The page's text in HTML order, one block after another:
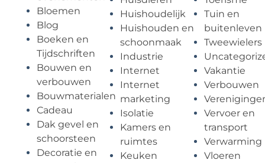
Bloemen
Blog
Boeken en
Tijdschriften
Bouwen en
verbouwen
Bouwmaterialen
Cadeau
Dak gevel en
schoorsteen
Decoratie en
Huishoudelijk
Huishouden en
schoonmaak
Industrie
Internet
Internet
marketing
Isolatie
Kamers en
ruimtes
Keuken
Tuin en
buitenleven
Tweewielers
Vakantie
Verbouwen
Vervoer en
transport
Verwarming
Vloeren